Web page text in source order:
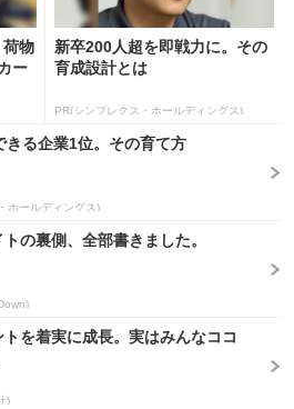
荷物
ー
新卒200人超を即戦力に。その
育成設計とは
PR(シンプレクス・ホールディングス)
きる企業1位。その育て方
ホールディングス)
の裏側、全部書きました。
を着実に成長。実はみんなココ
)